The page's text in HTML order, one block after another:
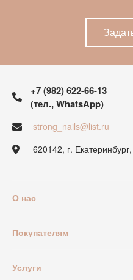
+7 (982) 622-66-13
(тел., WhatsApp)
strong_nails@list.ru
620142, г.
О нас
Покупателям
Услуги